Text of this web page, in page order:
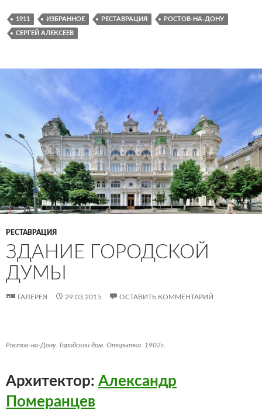
1911 ИЗБРАННОЕ РЕСТАВРАЦИЯ РОСТОВ-НА-ДОНУ
СЕРГЕЙ АЛЕКСЕЕВ
РЕСТАВРАЦИЯ
ЗДАНИЕ ГОРОДСКОЙ
ДУМЫ
ГАЛЕРЕЯ 29.03.2015 ОСТАВИТЬ КОММЕНТАРИЙ
Ростов-на-Дону. Городской дом. Открытка. 1902г.
Архитектор: Александр
Померанцев